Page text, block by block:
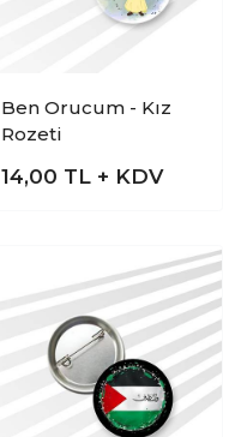
Ben Orucum - Kız
Rozeti
14,00 TL + KDV